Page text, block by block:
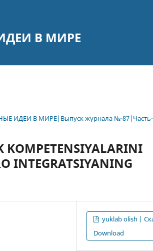
В МИРЕ
ИДЕИ В МИРЕ|Выпуск журнала №-
KOMPETENSIYALARINI
INTEGRATSIYANING
yuklab olish |
Download